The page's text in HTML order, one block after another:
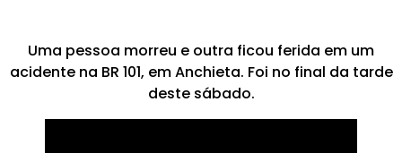
Uma pessoa morreu e outra ficou ferida em um
acidente na BR 101, em Anchieta. Foi no final da tarde
deste sábado.